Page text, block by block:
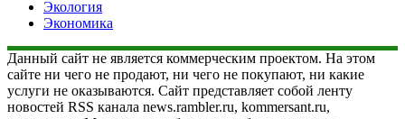
Экология
Экономика
Данный сайт не является коммерческим проектом. На этом
сайте ни чего не продают, ни чего не покупают, ни какие
услуги не оказываются. Сайт представляет собой ленту
новостей RSS канала news.rambler.ru, kommersant.ru,